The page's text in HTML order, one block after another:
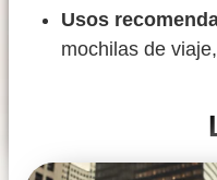
Usos
mochilas de